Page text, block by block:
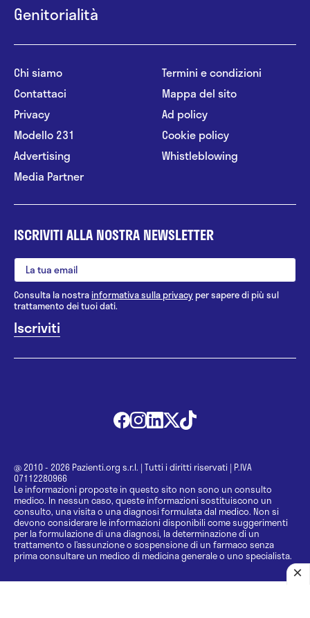
Genitorialità
Chi siamo
Contattaci
Privacy
Modello 231
Advertising
Media Partner
Termini e condizioni
Mappa del sito
Ad policy
Cookie policy
Whistleblowing
ISCRIVITI ALLA NOSTRA NEWSLETTER
Consulta la nostrainformativa sulla privacy per sapere di più sul
trattamento dei tuoi dati.
@ 2010 - 2026 Pazienti.org s.r.l. | Tutti i diritti riservati | P.IVA
07112280966
Le informazioni proposte in questo sito non sono un consulto
medico. In nessun caso, queste informazioni sostituiscono un
consulto, una visita o una diagnosi formulata dal medico. Non si
devono considerare le informazioni disponibili come suggerimenti
per la formulazione di una diagnosi, la determinazione di un
trattamento o l’assunzione o sospensione di un farmaco senza
prima consultare un medico di medicina generale o uno specialista.